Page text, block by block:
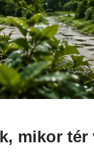
mikor tér